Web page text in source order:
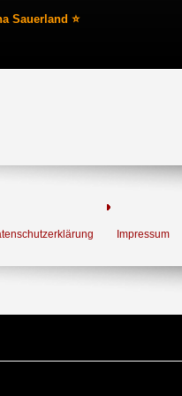
Sauerland ⭐
Impressum